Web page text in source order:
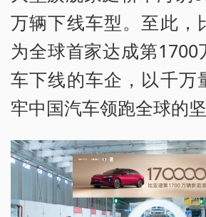
万辆下线车型。至此，
为全球首家达成第1700
车下线的车企，以千万
牢中国汽车领跑全球的坚